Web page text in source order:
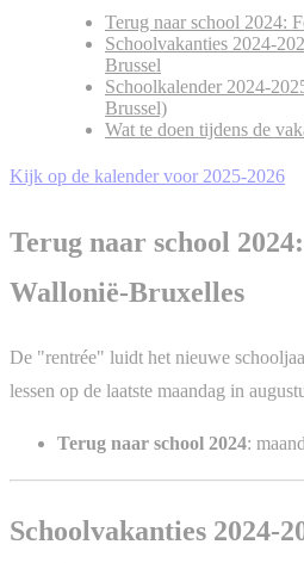
Terug naar school 2024:
Schoolvakanties 2024-
Brussel
Schoolkalender 2024-
Brussel)
Wat te doen tijdens de
Kijk op de kalender voor 2025-2026
Terug naar school
Wallonië-Bruxelles
De "rentrée" luidt het nieuwe
lessen op de laatste maandag in
Terug naar school 2024:
Schoolvakanties 2024-